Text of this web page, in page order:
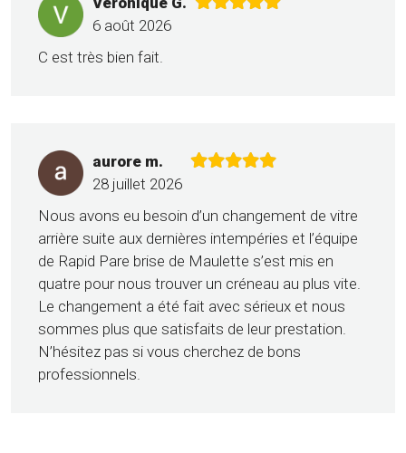
6 août 2026
C est très bien fait.
aurore m.
28 juillet 2026
Nous avons eu besoin d’un changement de vitre
arrière suite aux dernières intempéries et l’équipe
de Rapid Pare brise de Maulette s’est mis en
quatre pour nous trouver un créneau au plus vite.
Le changement a été fait avec sérieux et nous
sommes plus que satisfaits de leur prestation.
N’hésitez pas si vous cherchez de bons
professionnels.